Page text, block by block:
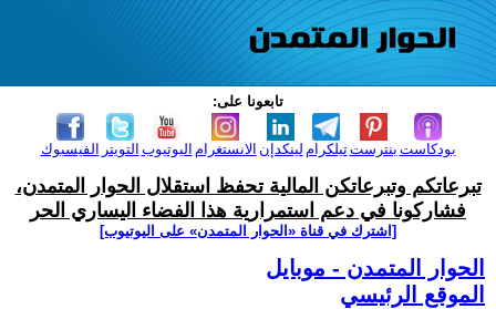
تابعونا على:
الفيسبوك التويتر اليوتيوب الانستغرام لينكدإن تيلكرامبنترست بودكاست
تبرعاتكم وتبرعاتكن المالية تحفظ استقلال الحوار المتمدن،
فشاركونا في دعم استمرارية هذا الفضاء اليساري الحر
[اشترك في قناة ‫«الحوار المتمدن» على اليوتيوب]
الحوار المتمدن - موبايل
الموقع الرئيسي